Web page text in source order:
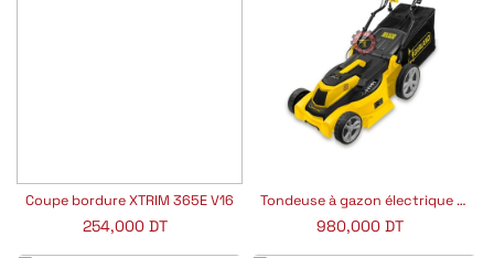
Coupe bordure XTRIM 365E V16
254,000 DT
Tondeuse à gazon électrique Grass 500E GARLAND
980,000 DT